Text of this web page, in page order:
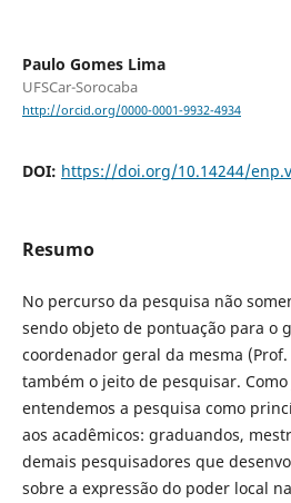
Paulo Gomes Lima
UFSCar-Sorocaba
http://orcid.org/0000-0001-9932-4934
DOI: https://doi.org/10.14244/
Resumo
No percurso da pesquisa não
sendo objeto de pontuação para o
coordenador geral da mesma (Prof.
também o jeito de pesquisar.
entendemos a pesquisa como
aos acadêmicos: graduandos,
demais pesquisadores que
sobre a expressão do poder local